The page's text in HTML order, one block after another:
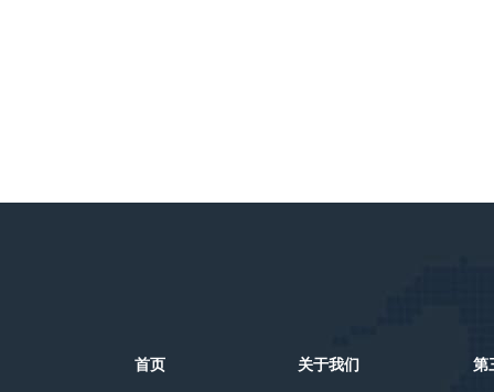
首页 关于我们 第